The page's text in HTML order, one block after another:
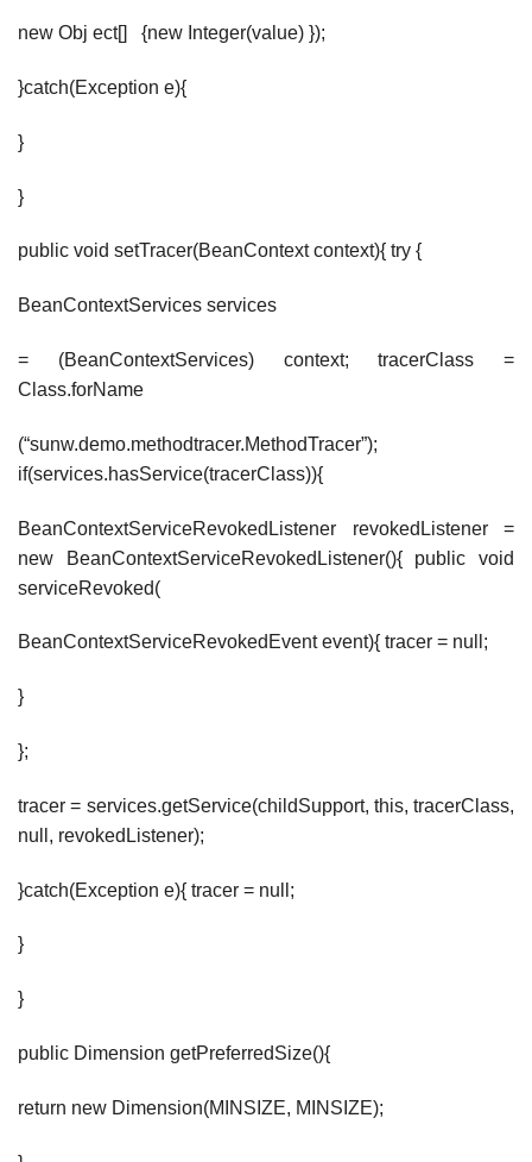
new Obj ect[] {new Integer(value) });
}catch(Exception e){
}
}
public void setTracer(BeanContext context){ try {
BeanContextServices services
= (BeanContextServices) context; tracerClass =
Class.forName
(“sunw.demo.methodtracer.MethodTracer”);
if(services.hasService(tracerClass)){
BeanContextServiceRevokedListener revokedListener =
new BeanContextServiceRevokedListener(){ public void
serviceRevoked(
BeanContextServiceRevokedEvent event){ tracer = null;
}
};
tracer = services.getService(childSupport, this, tracerClass,
null, revokedListener);
}catch(Exception e){ tracer = null;
}
}
public Dimension getPreferredSize(){
return new Dimension(MINSIZE, MINSIZE);